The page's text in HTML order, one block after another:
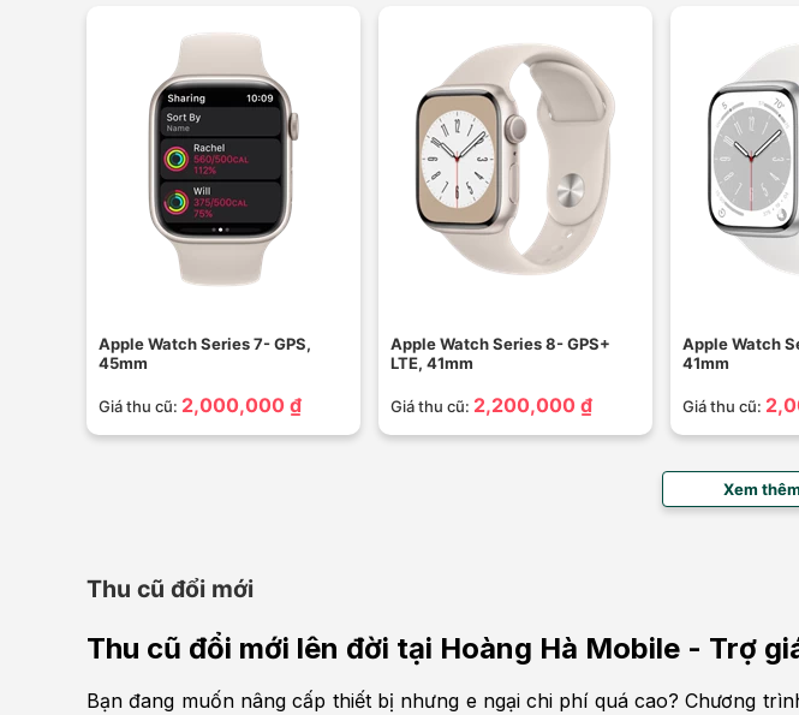
Apple Watch Series 7- GPS,
45mm
Giá thu cũ: 2,000,000 ₫
Apple Watch Series 8- GPS+
LTE, 41mm
Giá thu cũ: 2,200,000 ₫
Apple Watch
41mm
Giá thu cũ:
Xem
Thu cũ đổi mới
Thu cũ đổi mới lên đời tại Hoàng Hà Mobile - Trợ
Bạn đang muốn nâng cấp thiết bị nhưng e ngại chi phí quá cao? Chương